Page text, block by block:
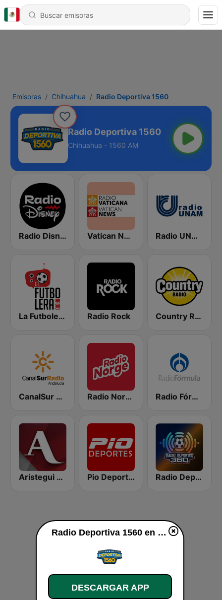
Emisoras Chihuahua Radio Deportiva 1560
Radio Deportiva 1560
Chihuahua - 1560 AM
Radio Disney Latinoamérica Vatican News - Español Radio UNAM 96.1 FM
La Futbolera Radio Radio Rock Country Radio
CanalSur Radio Andalucía Radio Norge Radio Fórmula 1470 (Fórmula Femenina)
Aristegui Noticias Pio Deportes Radio Deportes 360
Radio Deportiva 1560 en vivo
DESCARGAR APP